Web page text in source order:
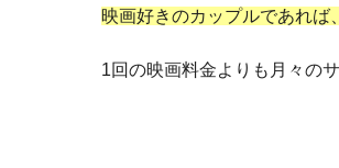
映画好きのカップルであれば
1回の映画料金よりも月々の